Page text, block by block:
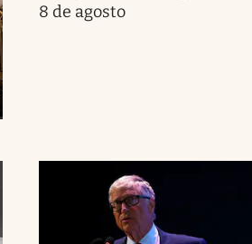
8 de agosto